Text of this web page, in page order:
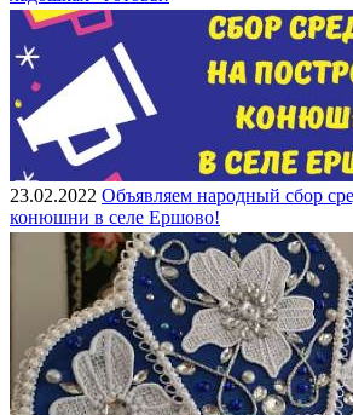
23.02.2022 Объявляем народный сбор
конюшни в селе Ершово!